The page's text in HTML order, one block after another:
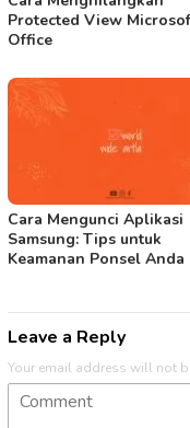
Protected View
Office
Cara Mengunci Aplikasi
Samsung: Tips untuk
Keamanan Ponsel Anda
Leave a Reply
Your email address will not